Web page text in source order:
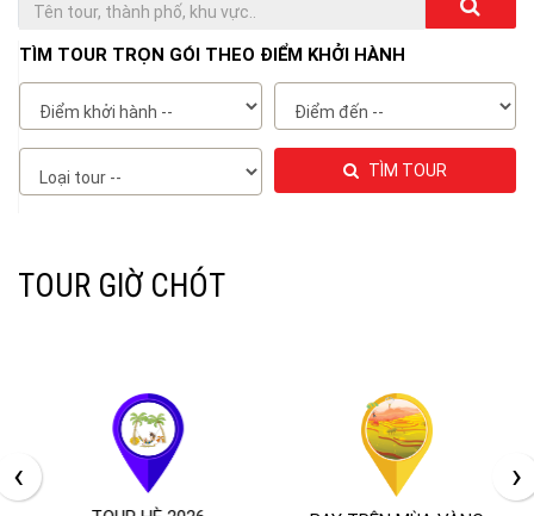
TÌM TOUR TRỌN GÓI THEO ĐIỂM KHỞI HÀNH
TÌM TOUR
TOUR GIỜ CHÓT
‹ ›